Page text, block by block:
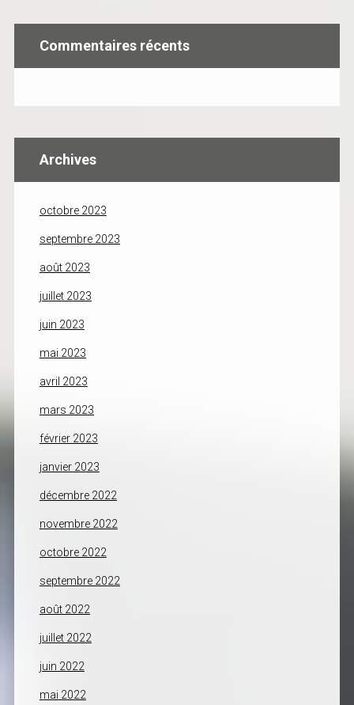
Commentaires récents
Archives
octobre 2023
septembre 2023
août 2023
juillet 2023
juin 2023
mai 2023
avril 2023
mars 2023
février 2023
janvier 2023
décembre 2022
novembre 2022
octobre 2022
septembre 2022
août 2022
juillet 2022
juin 2022
mai 2022